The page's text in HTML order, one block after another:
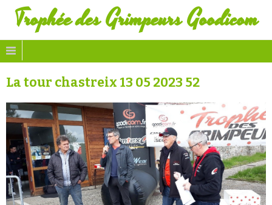
Trophée des Grimpeurs Goodicom
La tour chastreix 13 05 2023 52